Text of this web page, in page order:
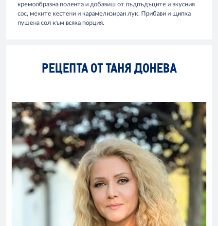
кремообразна полента и добавиш от пъдпъдъците и вкусния
сос, меките кестени и карамелизиран лук. Прибави и щипка
пушена сол към всяка порция.
РЕЦЕПТА ОТ ТАНЯ ДОНЕВА